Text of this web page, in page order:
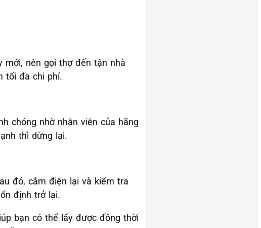
mới, nên gọi thợ đến tận nhà
tối đa chi phí.
chóng nhờ nhân viên của hãng
thì dừng lại.
đó, cắm điện lại và kiểm tra
định trở lại.
bạn có thể lấy được đồng thời